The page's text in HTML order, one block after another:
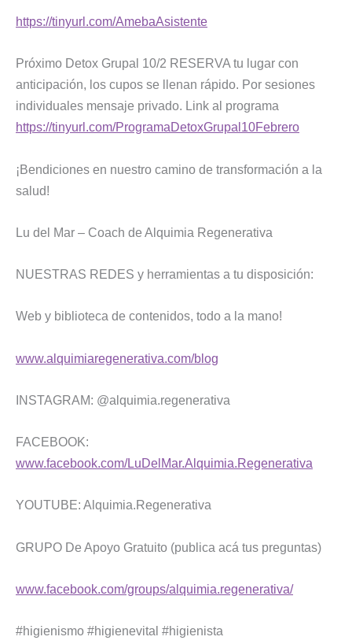
https://tinyurl.com/AmebaAsistente
Próximo Detox Grupal 10/2 RESERVA tu lugar con
anticipación, los cupos se llenan rápido. Por sesiones
individuales mensaje privado. Link al programa
https://tinyurl.com/ProgramaDetoxGrupal10Febrero
¡Bendiciones en nuestro camino de transformación a la
salud!
Lu del Mar – Coach de Alquimia Regenerativa
NUESTRAS REDES y herramientas a tu disposición:
Web y biblioteca de contenidos, todo a la mano!
www.alquimiaregenerativa.com/blog
INSTAGRAM: @alquimia.regenerativa
FACEBOOK:
www.facebook.com/LuDelMar.Alquimia.Regenerativa
YOUTUBE: Alquimia.Regenerativa
GRUPO De Apoyo Gratuito (publica acá tus preguntas)
www.facebook.com/groups/alquimia.regenerativa/
#higienismo #higienevital #higienista